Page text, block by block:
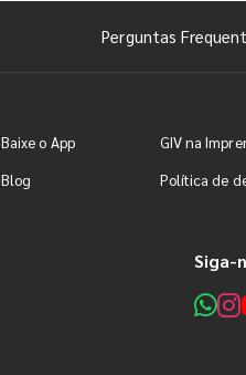
Perguntas
Baixe o App GIV na
Blog Política de
Siga-